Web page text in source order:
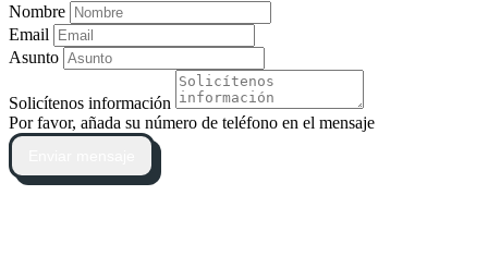
Nombre
Email
Asunto
Solicítenos información
Por favor, añada su número de teléfono en el mensaje